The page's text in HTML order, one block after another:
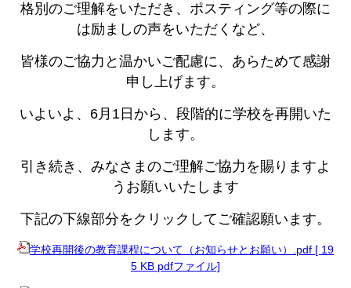
格別のご理解をいただき、ポスティング等の際に
は励ましの声をいただくなど、
皆様のご協力と温かいご配慮に、あらためて感謝
申し上げます。
いよいよ、6月1日から、段階的に学校を再開いた
します。
引き続き、みなさまのご理解ご協力を賜りますよ
うお願いいたします
下記の下線部分をクリックしてご確認願います。
学校再開後の教育課程について（お知らせとお願い）.pdf [ 19
5 KB pdfファイル]